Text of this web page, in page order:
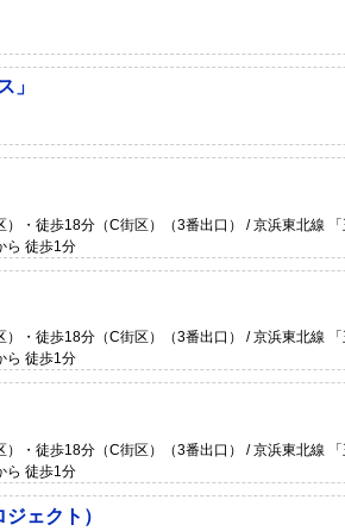
」
・徒歩18分（C街区）（3番出口） / 京浜東北線
ら 徒歩1分
・徒歩18分（C街区）（3番出口） / 京浜東北線
ら 徒歩1分
・徒歩18分（C街区）（3番出口） / 京浜東北線
ら 徒歩1分
ェクト）